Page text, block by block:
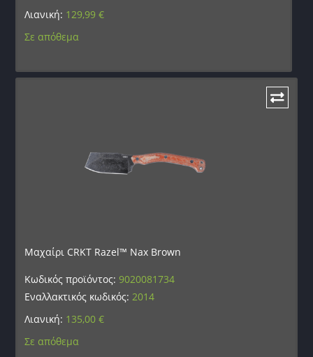
Λιανική: 129,99€
Σε απόθεμα
Μαχαίρι CRKT Razel™ Nax Brown
Κωδικός προϊόντος:9020081734
Εναλλακτικός κωδικός: 2014
Λιανική: 135,00€
Σε απόθεμα